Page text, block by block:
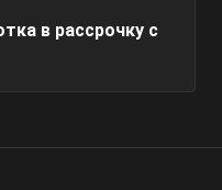
в рассрочку с